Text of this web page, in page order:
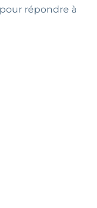
répondre à